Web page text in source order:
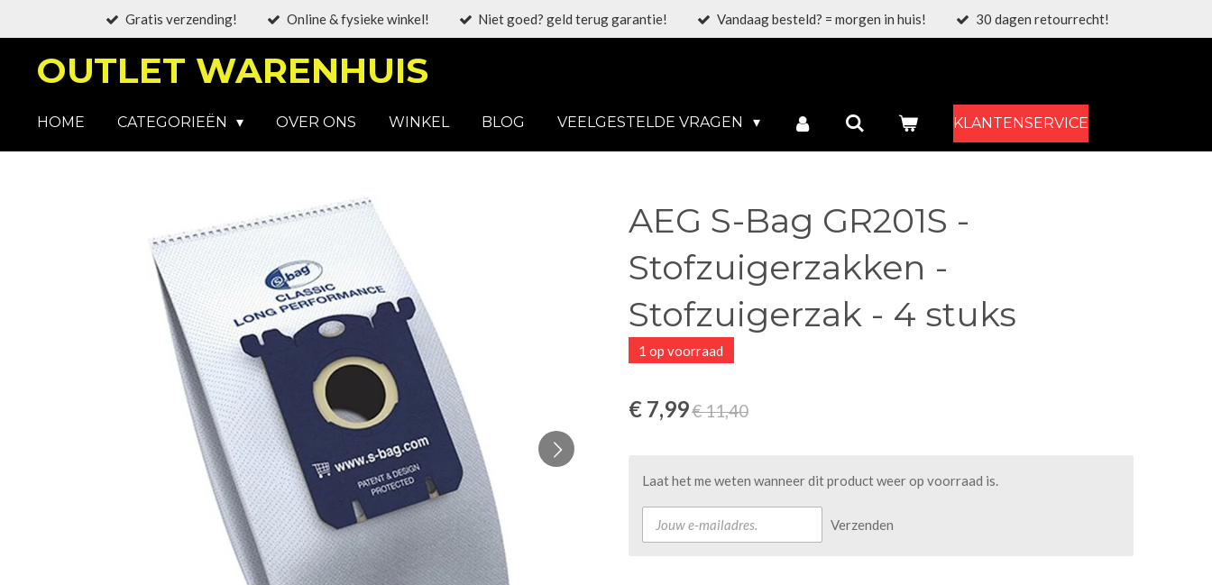
hoofdinhoud
Gratis verzending! Online & fysieke winkel! Niet goed? geld terug garantie! Vandaag besteld? = morgen in huis! 30 dagen retourrecht!
OUTLET WARENHUIS
HOME CATEGORIEËN OVER ONS WINKEL BLOG VEELGESTELDE VRAGEN KLANTENSERVICE
AEG S-Bag GR201S -
Stofzuigerzakken -
Stofzuigerzak - 4 stuks
1 op voorraad
€ 7,99€ 11,40
Laat het me weten wanneer dit product weer op voorraad is.
Verzenden